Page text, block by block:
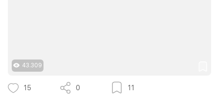
43.309
15 0 11